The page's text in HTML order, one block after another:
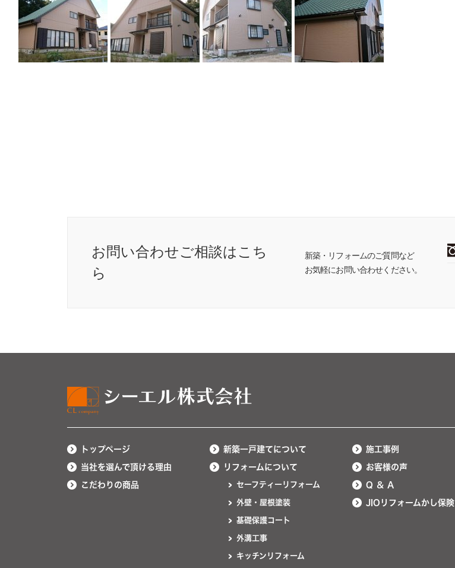
お問い合わせご相談はこち
ら
新築・リフォームのご質問など
お気軽にお問い合わせください。
トップページ
当社を選んで頂ける理由
こだわりの商品
新築一戸建てについて
リフォームについて
セーフティーリフォーム
外壁・屋根塗装
基礎保護コート
外溝工事
キッチンリフォーム
施工事例
お客様の声
Q ＆ A
JIOリフォームかし保険